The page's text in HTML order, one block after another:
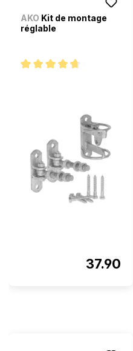
AKO Kit de montage
réglable
37.90